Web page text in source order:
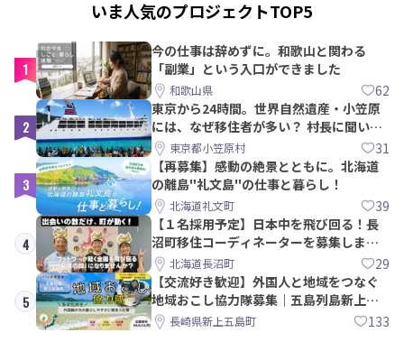
いま人気のプロジェクトTOP5
1
今の仕事は辞めずに。和歌山と関わる
「副業」という入口ができました
和歌山県 62
2
東京から24時間。世界自然遺産・小笠原
には、なぜ移住者が多い？ 村長に聞いて
みた東京都小笠原村 31
3
【再募集】感動の絶景とともに。北海道
の離島"礼文島"の仕事と暮らし！
北海道礼文町 39
4
【１名採用予定】日本中を飛び回る！長
沼町移住コーディネーターを募集しま
す！北海道長沼町 29
5
【交流好き歓迎】外国人と地域をつなぐ
地域おこし協力隊募集｜五島列島新上五
島町長崎県新上五島町 133